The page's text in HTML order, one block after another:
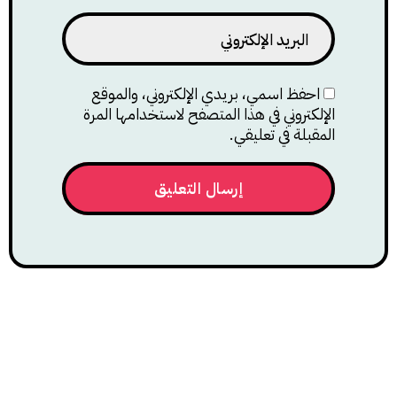
احفظ اسمي، بريدي الإلكتروني، والموقع
الإلكتروني في هذا المتصفح لاستخدامها المرة
المقبلة في تعليقي.